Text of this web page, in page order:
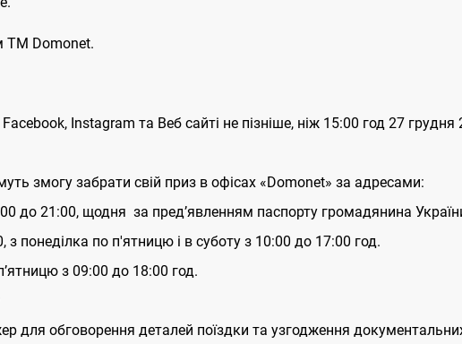
ТМ Domonet.
Instagram та Веб сайті не пізніше, ніж 15:00 год 27 грудня
змогу забрати свій приз в офісах «Domonet» за адресами:
до 21:00, щодня за пред’явленням паспорту громадянина
понеділка по п'ятницю і в суботу з 10:00 до 17:00 год.
з 09:00 до 18:00 год.
для обговорення деталей поїздки та узгодження